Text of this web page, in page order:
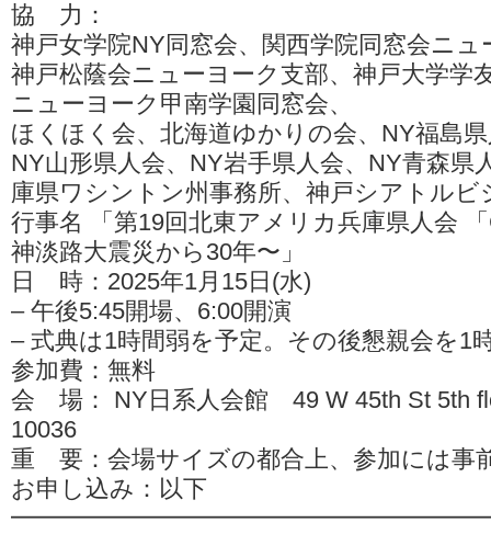
協 力：
神戸女学院NY同窓会、関西学院同窓会ニュ
神戸松蔭会ニューヨーク支部、神戸大学学
ニューヨーク甲南学園同窓会、
ほくほく会、北海道ゆかりの会、NY福島
NY山形県人会、NY岩手県人会、NY青森県
庫県ワシントン州事務所、神戸シアトル
行事名 「第19回北東アメリカ兵庫県人会
神淡路大震災から30年〜」
日 時：2025年1月15日(水)
– 午後5:45開場、6:00開演
– 式典は1時間弱を予定。その後懇親会を1
参加費：無料
会 場： NY日系人会館 49 W 45th St 5th
10036
重 要：会場サイズの都合上、参加には事
お申し込み：以下